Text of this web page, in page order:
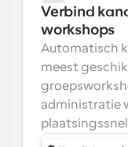
Verbind
workshops
Automatisch
meest
administratie